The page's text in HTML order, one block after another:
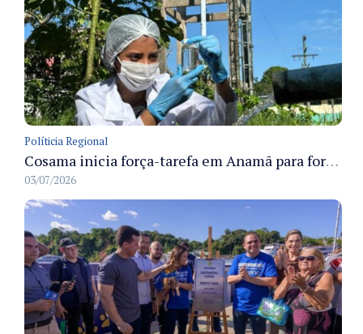
Políticia Regional
Cosama inicia força-tarefa em Anamã para fortalecer abastecimento de água e segurança hídrica da população
03/07/2026